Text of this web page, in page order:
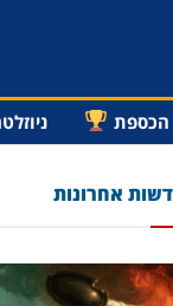
הכספת
אחרונות